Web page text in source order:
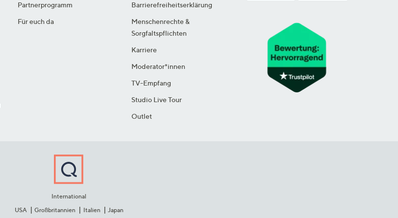
Partnerprogramm
Für euch da
Barrierefreiheitserklärung
Menschenrechte &
Sorgfaltspflichten
Karriere
Moderator*innen
TV-Empfang
Studio Live Tour
Outlet
International
USA
Großbritannien Italien Japan